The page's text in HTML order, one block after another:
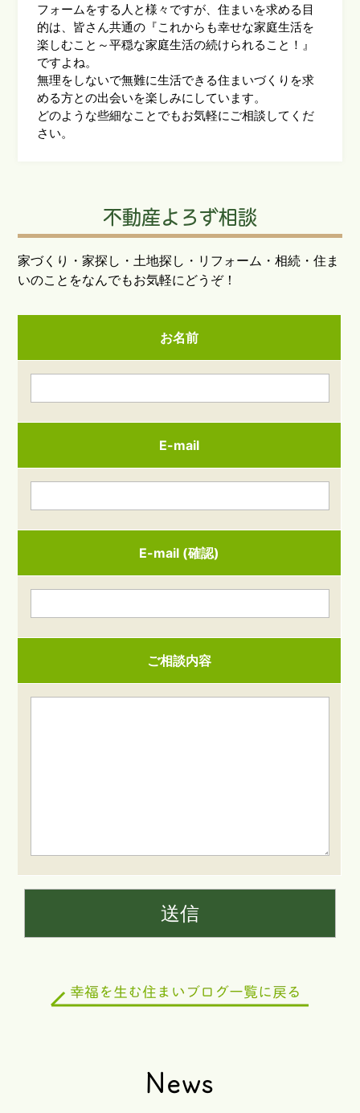
フォームをする人と様々ですが、住まいを求める目
的は、皆さん共通の『これからも幸せな家庭生活を
楽しむこと～平穏な家庭生活の続けられること！』
ですよね。
無理をしないで無難に生活できる住まいづくりを求
める方との出会いを楽しみにしています。
どのような些細なことでもお気軽にご相談してくだ
さい。
不動産よろず相談
家づくり・家探し・土地探し・リフォーム・相続・住ま
いのことをなんでもお気軽にどうぞ！
お名前
E-mail
E-mail (確認)
ご相談内容
News